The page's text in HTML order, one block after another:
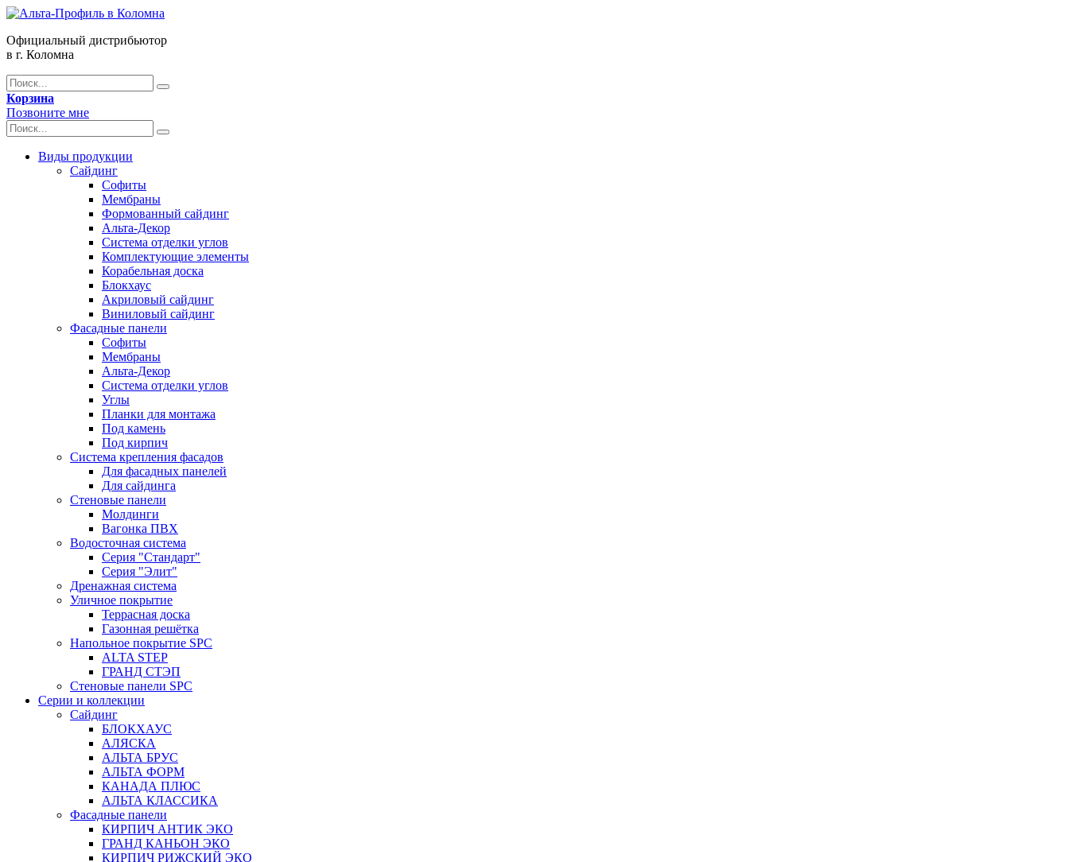
Официальный дистрибьютор
в г. Коломна
Корзина
Позвоните мне
Виды продукции
Сайдинг
Софиты
Мембраны
Формованный сайдинг
Альта-Декор
Система отделки углов
Комплектующие элементы
Корабельная доска
Блокхаус
Акриловый сайдинг
Виниловый сайдинг
Фасадные панели
Софиты
Мембраны
Альта-Декор
Система отделки углов
Углы
Планки для монтажа
Под камень
Под кирпич
Система крепления фасадов
Для фасадных панелей
Для сайдинга
Стеновые панели
Молдинги
Вагонка ПВХ
Водосточная система
Серия "Стандарт"
Серия "Элит"
Дренажная система
Уличное покрытие
Террасная доска
Газонная решётка
Напольное покрытие SPC
ALTA STEP
ГРАНД СТЭП
Стеновые панели SPC
Серии и коллекции
Сайдинг
БЛОКХАУС
АЛЯСКА
АЛЬТА БРУС
АЛЬТА ФОРМ
КАНАДА ПЛЮС
АЛЬТА КЛАССИКА
Фасадные панели
КИРПИЧ АНТИК ЭКО
ГРАНД КАНЬОН ЭКО
КИРПИЧ РИЖСКИЙ ЭКО